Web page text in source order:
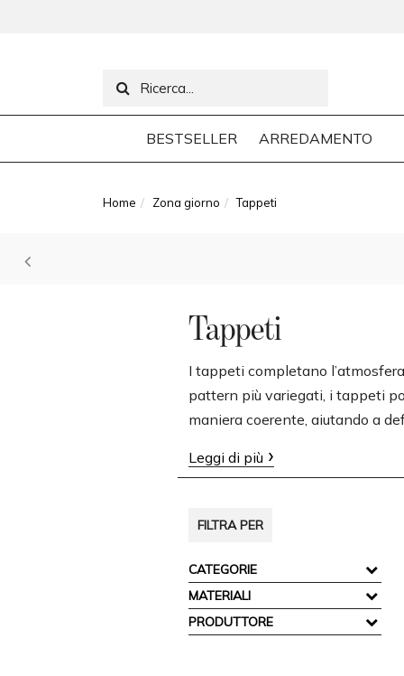
BESTSELLER ARREDAMENTO
Home Zona giorno Tappeti
Tappeti
I tappeti completano
pattern più variegati, i tappeti
maniera coerente, aiutando a
Leggi di più
FILTRA PER
CATEGORIE
MATERIALI
PRODUTTORE